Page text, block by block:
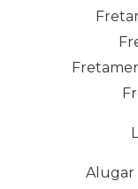
Alugar